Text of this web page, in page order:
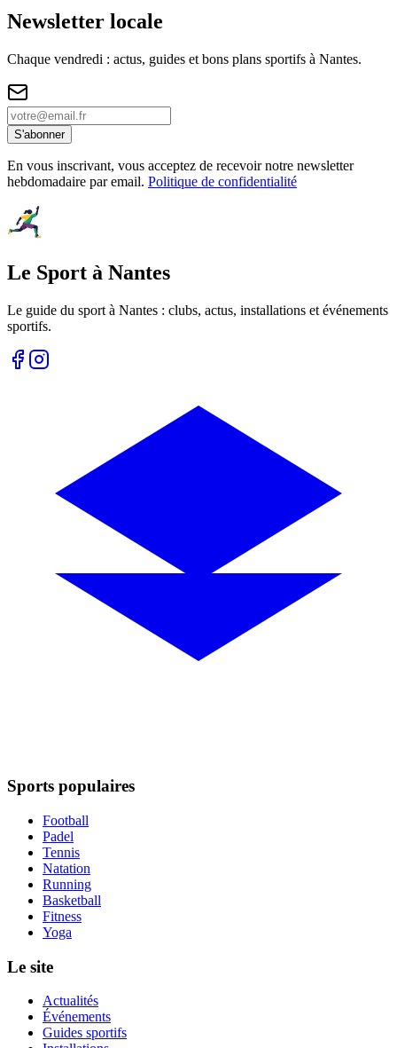
Newsletter locale
Chaque vendredi : actus, guides et bons plans sportifs à Nantes.
S'abonner
En vous inscrivant, vous acceptez de recevoir notre newsletter
hebdomadaire par email. Politique de confidentialité
Le Sport à Nantes
Le guide du sport à Nantes : clubs, actus, installations et événements
sportifs.
Sports populaires
Football
Padel
Tennis
Natation
Running
Basketball
Fitness
Yoga
Le site
Actualités
Événements
Guides sportifs